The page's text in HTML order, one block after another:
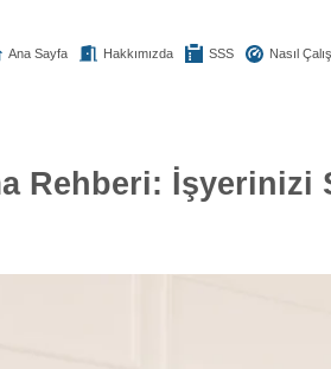
Ana Sayfa Hakkımızda SSS Nasıl
Rehberi: İşyerinizi